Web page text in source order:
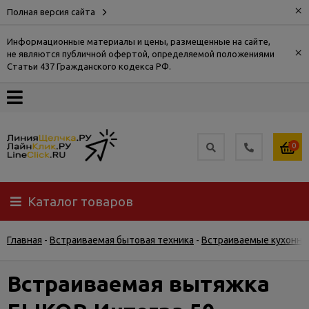
Полная версия сайта ×
Информационные материалы и цены, размещенные на сайте,
не являются публичной офертой, определяемой положениями
Статьи 437 Гражданского кодекса РФ.
×
О
Доставка
Самовывоз
Гарантия
0
Каталог товаров
Главная - Встраиваемая бытовая техника - Встраиваемые
Встраиваемая вытяжка